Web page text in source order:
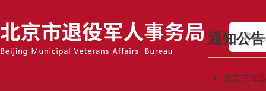
信息发布
通知公告
北京市军